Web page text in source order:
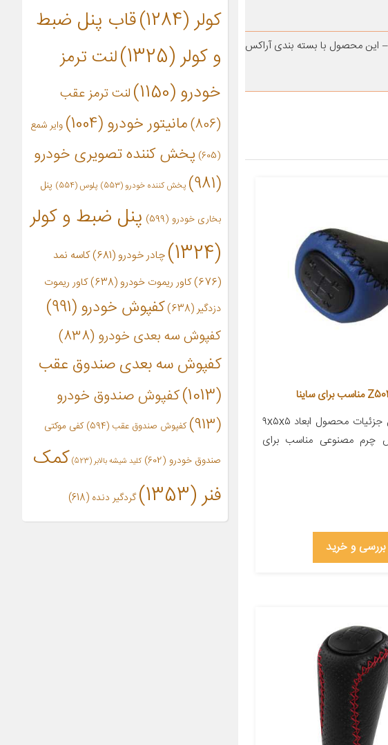
این محصول با بسته بندی آراکس
معرفی محصول جزئیات محصول ابعاد ۹x۵x۵
چرم مصنوعی مناسب برای
بررسی و خرید
کولر(1284)
قاب پنل ضبط
و کولر(1325)
لنت ترمز
خودرو(1150)
لنت ترمز عقب
(806)
مانیتور خودرو(1004)
وایر شمع
(605)
پخش کننده تصویری خودرو
(981)
پخش کننده خودرو(553) پلوس(554) پنل
بخاری خودرو (599)
پنل ضبط و کولر
(1324)
چادر خودرو (681)
کاسه نمد
(676)
کاور ریموت خودرو(638)
کاور ریموت
دزدگیر(638) کفپوش خودرو(991)
کفپوش سه بعدی خودرو (838)
کفپوش سه بعدی صندوق عقب
(1013)
کفپوش صندوق خودرو
(913)
کفپوش صندوق عقب (594) کفی موکتی
صندوق خودرو (602) کلید شیشه بالابر(523)
کمک
فنر(1353) گردگیر دنده (618)